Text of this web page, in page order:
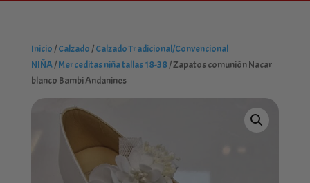
Inicio /Calzado /Calzado Tradicional/Convencional
NIÑA/Merceditas niña tallas 18-38/ Zapatos comunión Nacar
blanco Bambi Andanines